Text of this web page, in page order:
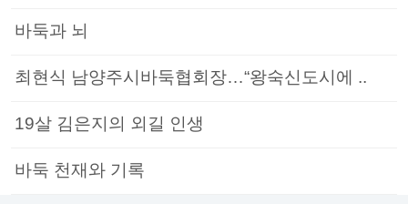
바둑과 뇌
최현식 남양주시바둑협회장…“왕숙신도시에 ..
19살 김은지의 외길 인생
바둑 천재와 기록